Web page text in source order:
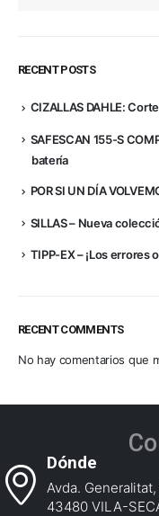
RECENT POSTS
CIZALLAS DAHLE:
SAFESCAN 155-S
batería
POR SI UN DÍA
SILLAS – Nueva
TIPP-EX – ¡Los errores
RECENT COMMENTS
No hay comentarios que
Dónde
Avda.
43480 VILA-